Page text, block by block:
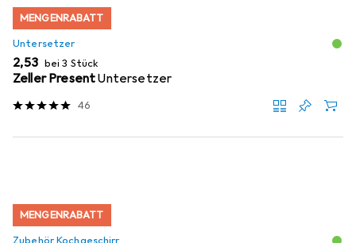
MENGENRABATT
Untersetzer
EUR
2,53 bei 3 Stück
Zeller PresentUntersetzer
46
MENGENRABATT